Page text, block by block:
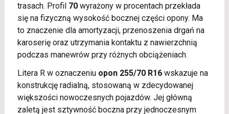
trasach. Profil 70wyrażony w procentach przekłada
się na fizyczną wysokość bocznej części opony. Ma
to znaczenie dla amortyzacji, przenoszenia drgań na
karoserię oraz utrzymania kontaktu z nawierzchnią
podczas manewrów przy różnych obciążeniach.
Litera R w oznaczeniu opon 255/70 R16wskazuje na
konstrukcję radialną, stosowaną w zdecydowanej
większości nowoczesnych pojazdów. Jej główną
zaletą jest sztywność boczna przy jednoczesnym